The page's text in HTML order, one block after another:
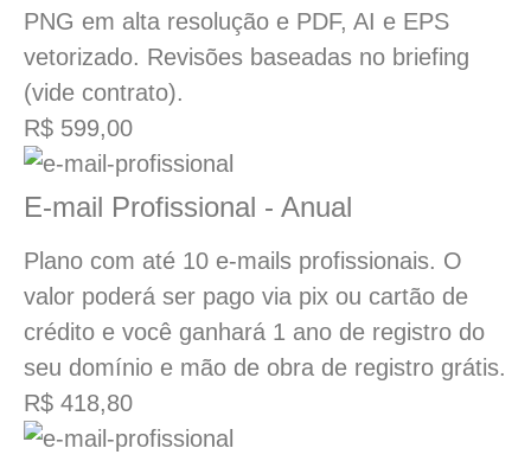
PNG em alta resolução e PDF, AI e EPS
vetorizado. Revisões baseadas no briefing
(vide contrato).
R$ 599,00
E-mail Profissional - Anual
Plano com até 10 e-mails profissionais. O
valor poderá ser pago via pix ou cartão de
crédito e você ganhará 1 ano de registro do
seu domínio e mão de obra de registro grátis.
R$ 418,80